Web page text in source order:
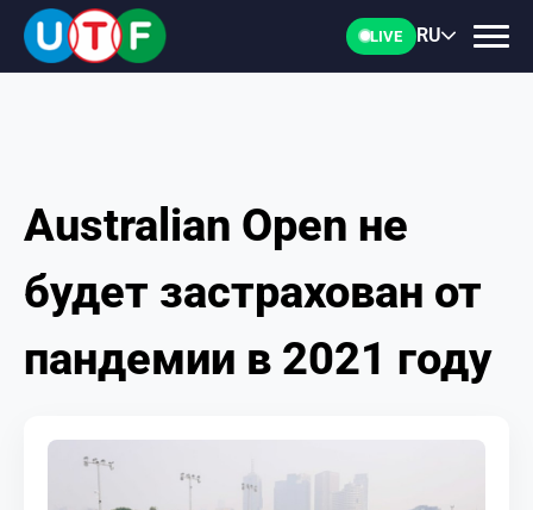
LIVE RU
ГЛАВНАЯ
ФТУ
НОВОСТИ
ПЕРСОНАЛИИ
Australian Open не
будет застрахован от
пандемии в 2021 году